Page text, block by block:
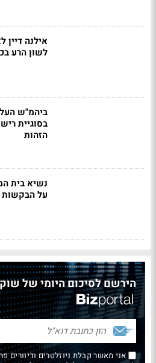
אילנה דיין
לשון הרע
ביהמ"ש
בסוגיית
הזהות
נשיא בית
על הבקשות
הירשם לסיכום היומי של
אני מאשר קבלת ניוזלטרים ודיוורים